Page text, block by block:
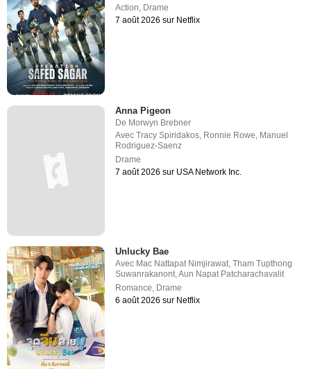
Action, Drame
7 août 2026 sur Netflix
Anna Pigeon
De Morwyn Brebner
AvecTracy Spiridakos Ronnie Rowe Manuel
Rodriguez-Saenz
Drame
7 août 2026 sur USA Network Inc.
Unlucky Bae
Avec Mac Nattapat Nimjirawat,Tham Tupthong
Suwanrakanont,Aun Napat Patcharachavalit
Romance, Drame
6 août 2026 sur Netflix